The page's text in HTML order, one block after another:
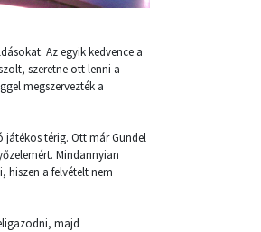
Az egyik kedvence a
szeretne ott lenni a
megszervezték a
játékos térig. Ott már Gundel
Mindannyian
hiszen a felvételt nem
majd